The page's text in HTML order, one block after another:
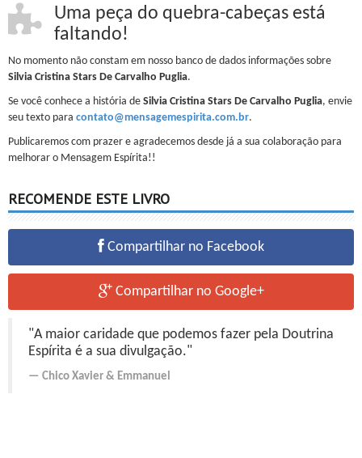
Uma peça do quebra-cabeças está
faltando!
No momento não constam em nosso banco de dados informações sobre
Silvia Cristina Stars De Carvalho Puglia.
Se você conhece a história de Silvia Cristina Stars De Carvalho Puglia, envie
seu texto para contato@mensagemespirita.com.br.
Publicaremos com prazer e agradecemos desde já a sua colaboração para
melhorar o Mensagem Espírita!!
RECOMENDE ESTE LIVRO
Compartilhar no Facebook
Compartilhar no Google+
"A maior caridade que podemos fazer pela Doutrina
Espírita é a sua divulgação."
Chico Xavier & Emmanuel